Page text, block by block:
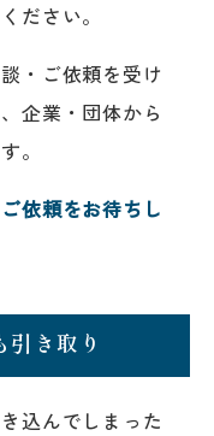
ださい。
・ご依頼を受け
企業・団体から
。
依頼をお待ちし
き取り
込んでしまった